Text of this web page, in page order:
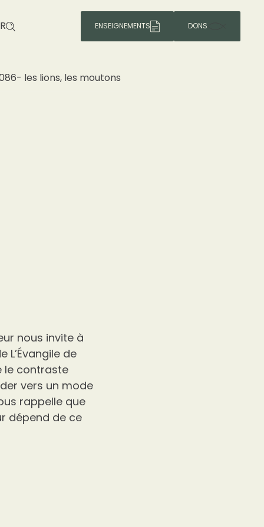
ENSEIGNEMENTS DONS
les lions, les moutons
nous invite à
de
le contraste
vers un mode
rappelle que
dépend de ce